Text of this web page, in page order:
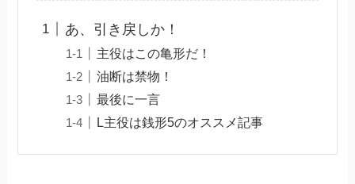
あ、引き戻しか！
主役はこの亀形だ！
油断は禁物！
最後に一言
L主役は銭形5のオススメ記事